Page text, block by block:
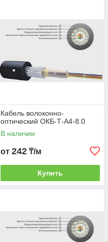
Кабель волоконно-
оптический ОКБ-Т-А4-8.0
В наличии
от 242 ₸/м
Купить